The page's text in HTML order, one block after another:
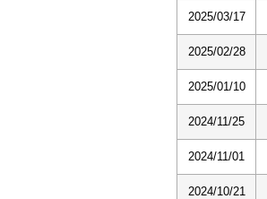
2025/03/17
2025/02/28
2025/01/10
2024/11/25
2024/11/01
2024/10/21